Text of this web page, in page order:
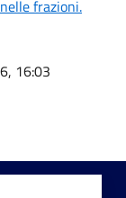
frazioni.
16:03